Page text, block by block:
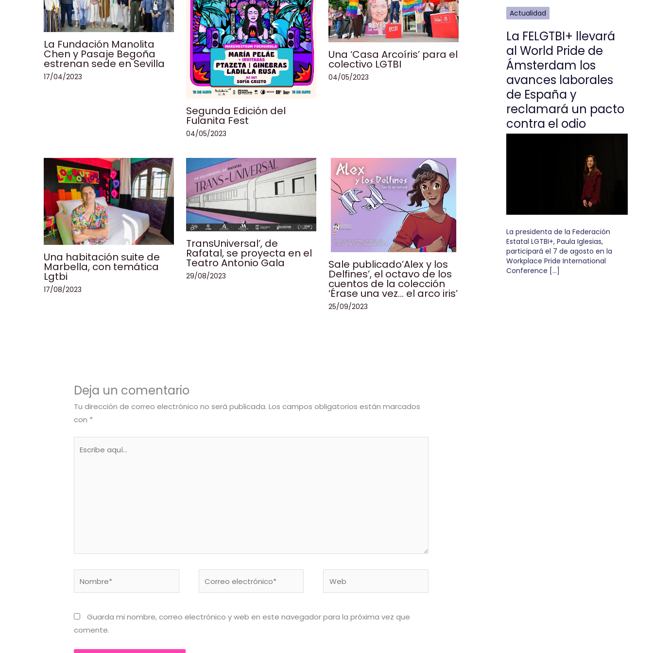
La Fundación Manolita
Chen y Pasaje Begoña
estrenan sede en Sevilla
17/04/2023
Segunda Edición del
Fulanita Fest
04/05/2023
Una ‘Casa Arcoíris’ para el
colectivo LGTBI
04/05/2023
Una habitación suite de
Marbella, con temática
Lgtbi
17/08/2023
TransUniversal’, de
Rafatal, se proyecta en el
Teatro Antonio Gala
29/08/2023
Sale publicado’Alex y los
Delfines’, el octavo de los
cuentos de la colección
‘Érase una vez… el arco iris’
25/09/2023
Deja un comentario
Tu dirección de correo electrónico no será publicada. Los campos obligatorios están marcados
con *
Guarda mi nombre, correo electrónico y web en este navegador para la próxima vez que
comente.
Actualidad
La FELGTBI+ llevará
al World Pride de
Ámsterdam los
avances laborales
de España y
reclamará un pacto
contra el odio
La presidenta de la Federación
Estatal LGTBI+, Paula Iglesias,
participará el 7 de agosto en la
Workplace Pride International
Conference […]